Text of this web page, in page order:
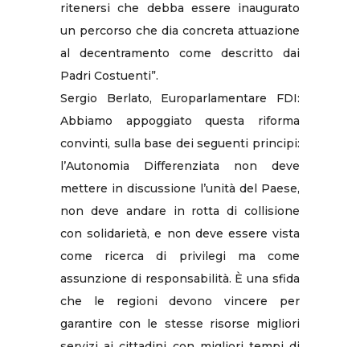
ritenersi che debba essere inaugurato
un percorso che dia concreta attuazione
al decentramento come descritto dai
Padri Costuenti”.
Sergio Berlato, Europarlamentare FDI:
Abbiamo appoggiato questa riforma
convinti, sulla base dei seguenti principi:
l’Autonomia Differenziata non deve
mettere in discussione l’unità del Paese,
non deve andare in rotta di collisione
con solidarietà, e non deve essere vista
come ricerca di privilegi ma come
assunzione di responsabilità. È una sfida
che le regioni devono vincere per
garantire con le stesse risorse migliori